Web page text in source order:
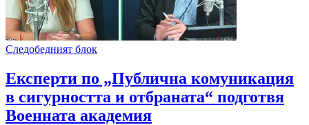
Следобедният блок
Експерти по „Публична комуникация
в сигурността и отбраната“ подготвя
Военната академия